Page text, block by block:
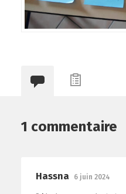
1 commentaire
Hassna 6 juin 2024